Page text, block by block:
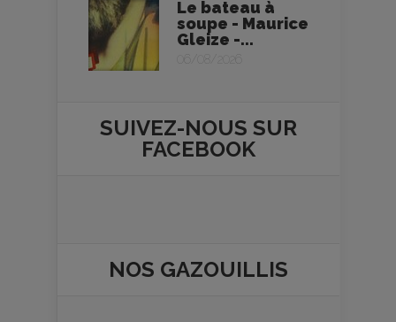
Le bateau à
soupe - Maurice
Gleize -...
06/08/2026
SUIVEZ-NOUS SUR
FACEBOOK
NOS GAZOUILLIS